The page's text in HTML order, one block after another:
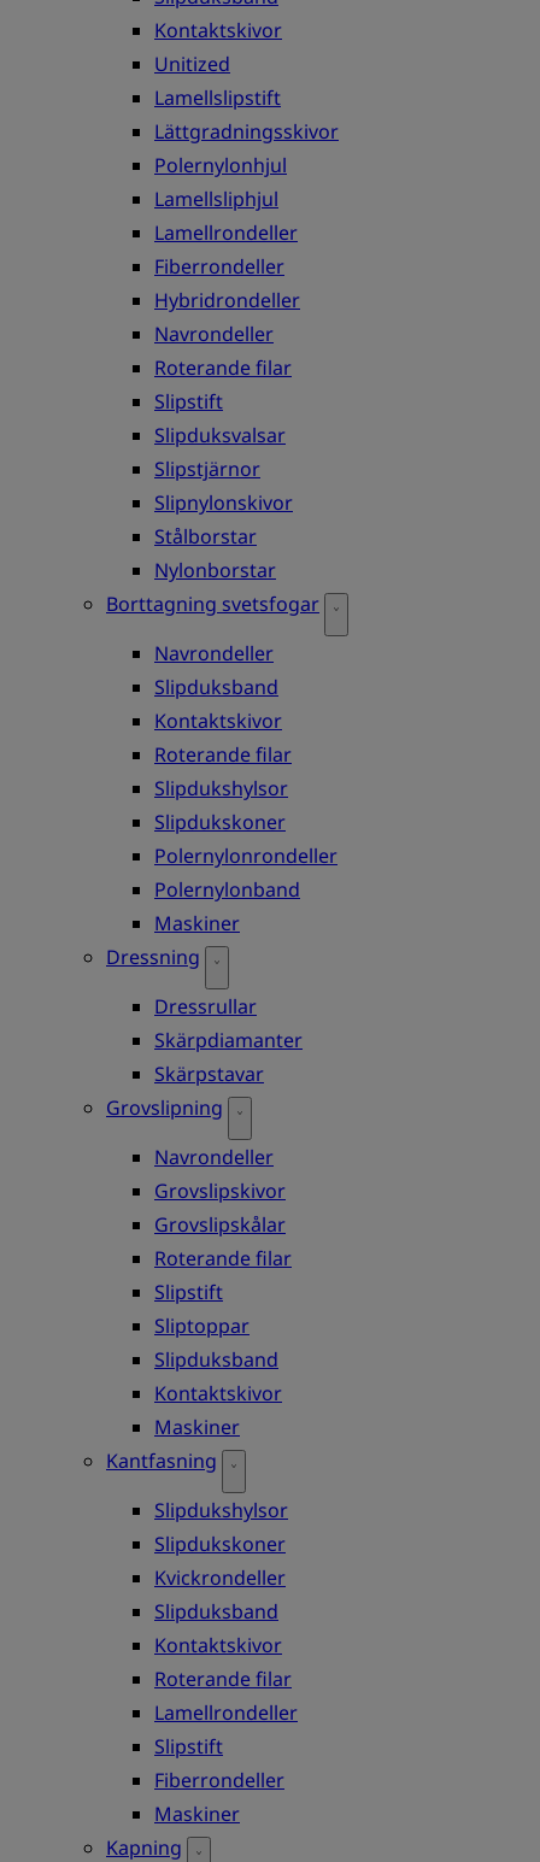
Kontaktskivor
Unitized
Lamellslipstift
Lättgradningsskivor
Polernylonhjul
Lamellsliphjul
Lamellrondeller
Fiberrondeller
Hybridrondeller
Navrondeller
Roterande filar
Slipstift
Slipduksvalsar
Slipstjärnor
Slipnylonskivor
Stålborstar
Nylonborstar
Borttagning svetsfogar
Navrondeller
Slipduksband
Kontaktskivor
Roterande filar
Slipdukshylsor
Slipdukskoner
Polernylonrondeller
Polernylonband
Maskiner
Dressning
Dressrullar
Skärpdiamanter
Skärpstavar
Grovslipning
Navrondeller
Grovslipskivor
Grovslipskålar
Roterande filar
Slipstift
Sliptoppar
Slipduksband
Kontaktskivor
Maskiner
Kantfasning
Slipdukshylsor
Slipdukskoner
Kvickrondeller
Slipduksband
Kontaktskivor
Roterande filar
Lamellrondeller
Slipstift
Fiberrondeller
Maskiner
Kapning